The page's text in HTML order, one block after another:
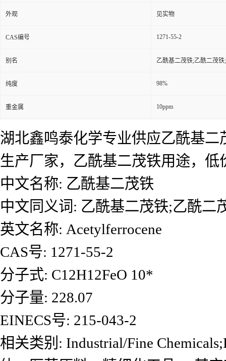
外观 见实物
CAS编号 1271-55-2
别名 乙酰基二茂铁;乙酰二茂
纯度 98%
重金属 10ppm
湖北鑫鸣泰化学专业供应乙酰基
生产厂家，乙酰基二茂铁用途，
中文名称: 乙酰基二茂铁
中文同义词: 乙酰基二茂铁;乙酰二
英文名称: Acetylferrocene
CAS号: 1271-55-2
分子式: C12H12FeO 10*
分子量: 228.07
EINECS号: 215-043-2
相关类别: Industrial/Fine